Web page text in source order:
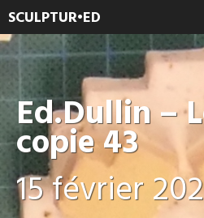
SCULPTUR•ED
Ed.Dullin –
copie 43
15 février